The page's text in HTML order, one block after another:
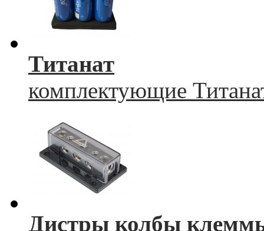
Титанат
комплектующие
Дистры колбы